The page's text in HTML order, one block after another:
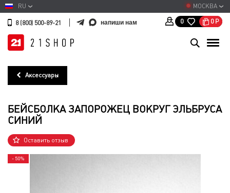
МОСКВА
RU
8 (800) 500-89-21 напиши нам 0 0 Р
Аксессуары
БЕЙСБОЛКА ЗАПОРОЖЕЦ ВОКРУГ ЭЛЬБРУСА
СИНИЙ
Оставить отзыв
- 50%